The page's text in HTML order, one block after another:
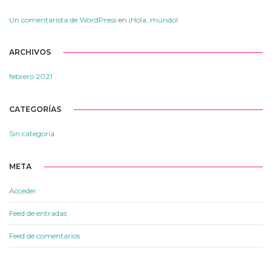
Un comentarista de WordPress en ¡Hola, mundo!
ARCHIVOS
febrero 2021
CATEGORÍAS
Sin categoría
META
Acceder
Feed de entradas
Feed de comentarios